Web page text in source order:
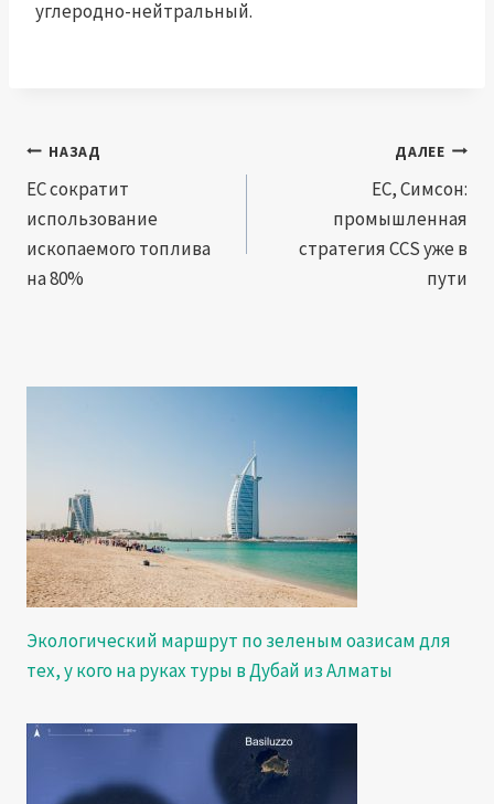
углеродно-нейтральный.
Навигация
по
записям
НАЗАД
ЕС сократит
использование
ископаемого топлива
на 80%
ДАЛЕЕ
ЕС, Симсон:
промышленная
стратегия CCS уже в
пути
Экологический маршрут по зеленым оазисам для
тех, у кого на руках туры в Дубай из Алматы